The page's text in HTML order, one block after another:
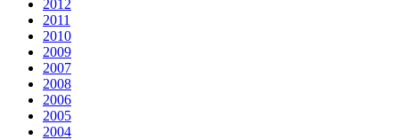
2012
2011
2010
2009
2007
2008
2006
2005
2004